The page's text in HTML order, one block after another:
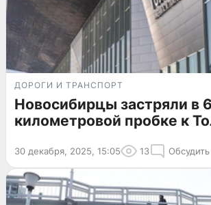
ДОРОГИ И ТРАНСПОРТ
Новосибирцы застряли в
километровой пробке к
30 декабря, 2025, 15:05 13 Обсудить